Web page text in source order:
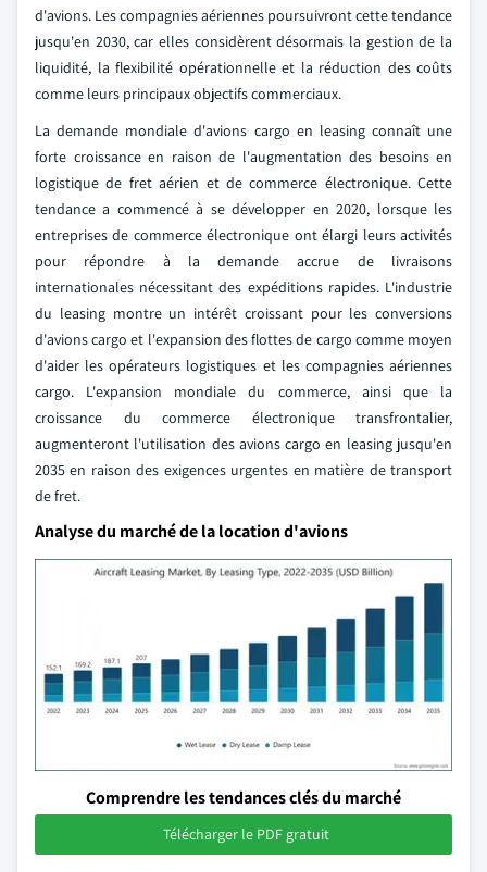
d'avions. Les compagnies aériennes poursuivront cette tendance
jusqu'en 2030, car elles considèrent désormais la gestion de la
liquidité, la flexibilité opérationnelle et la réduction des coûts
comme leurs principaux objectifs commerciaux.
La demande mondiale d'avions cargo en leasing connaît une
forte croissance en raison de l'augmentation des besoins en
logistique de fret aérien et de commerce électronique. Cette
tendance a commencé à se développer en 2020, lorsque les
entreprises de commerce électronique ont élargi leurs activités
pour répondre à la demande accrue de livraisons
internationales nécessitant des expéditions rapides. L'industrie
du leasing montre un intérêt croissant pour les conversions
d'avions cargo et l'expansion des flottes de cargo comme moyen
d'aider les opérateurs logistiques et les compagnies aériennes
cargo. L'expansion mondiale du commerce, ainsi que la
croissance du commerce électronique transfrontalier,
augmenteront l'utilisation des avions cargo en leasing jusqu'en
2035 en raison des exigences urgentes en matière de transport
de fret.
Analyse du marché de la location d'avions
Comprendre les tendances clés du marché
Télécharger le PDF gratuit